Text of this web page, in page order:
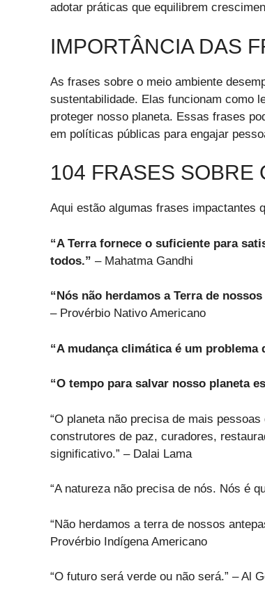
adotar práticas que equilibrem
IMPORTÂNCIA DAS
As frases sobre o meio ambiente
sustentabilidade. Elas funcionam como
proteger nosso planeta. Essas frases
em políticas públicas para engajar
104 FRASES SOBRE
Aqui estão algumas frases impactantes
“A Terra fornece o suficiente para
todos.” – Mahatma Gandhi
“Nós não herdamos a Terra de
– Provérbio Nativo Americano
“A mudança climática é um problema
“O tempo para salvar nosso planeta
“O planeta não precisa de mais
construtores de paz, curadores,
significativo.” – Dalai Lama
“A natureza não precisa de nós. Nós é
“Não herdamos a terra de nossos
Provérbio Indígena Americano
“O futuro será verde ou não será.” – Al